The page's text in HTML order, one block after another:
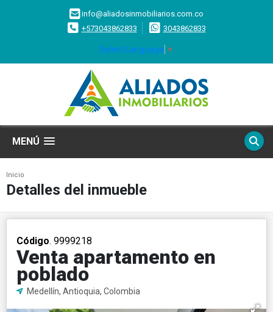
info@aliadosinmobiliarios.com.co
+573043862833
3043862833
Select Language ▼
MENÚ
Inicio
Detalles del inmueble
Código. 9999218
Venta apartamento en
poblado
Medellín, Antioquia, Colombia